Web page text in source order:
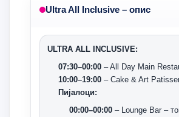
Ultra All Inclusive – опис
ULTRA ALL INCLUSIVE:
07:30–00:00 – All Day Main
10:00–19:00 – Cake & Art
Пијалоци:
00:00–00:00 – Lounge Bar –